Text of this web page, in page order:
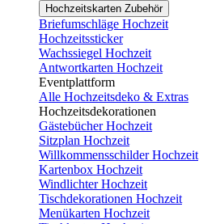
Hochzeitskarten Zubehör
Briefumschläge Hochzeit
Hochzeitssticker
Wachssiegel Hochzeit
Antwortkarten Hochzeit
Eventplattform
Alle Hochzeitsdeko & Extras
Hochzeitsdekorationen
Gästebücher Hochzeit
Sitzplan Hochzeit
Willkommensschilder Hochzeit
Kartenbox Hochzeit
Windlichter Hochzeit
Tischdekorationen Hochzeit
Menükarten Hochzeit